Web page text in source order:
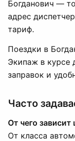
Богданович —
адрес
тариф.
Поездки в
Экипаж в курсе
заправок и
Часто
От чего зависит
От класса